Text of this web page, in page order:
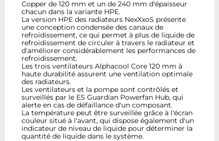
Copper de 120 mm et un de 240 mm d'épaisseur
chacun dans la variante HPE.
La version HPE des radiateurs NexXxoS présente
une conception condensée des canaux de
refroidissement, ce qui permet à plus de liquide de
refroidissement de circuler à travers le radiateur et
d'améliorer considérablement les performances de
refroidissement.
Les trois ventilateurs Alphacool Core 120 mm à
haute durabilité assurent une ventilation optimale
des radiateurs.
Les ventilateurs et la pompe sont contrôlés et
surveillés par le ES Guardian Powerfan Hub, qui
alerte en cas de défaillance d'un composant.
La température peut être surveillée grâce à l'écran
couleur situé à l'avant, qui dispose également d'un
indicateur de niveau de liquide pour déterminer la
quantité de liquide dans le système.